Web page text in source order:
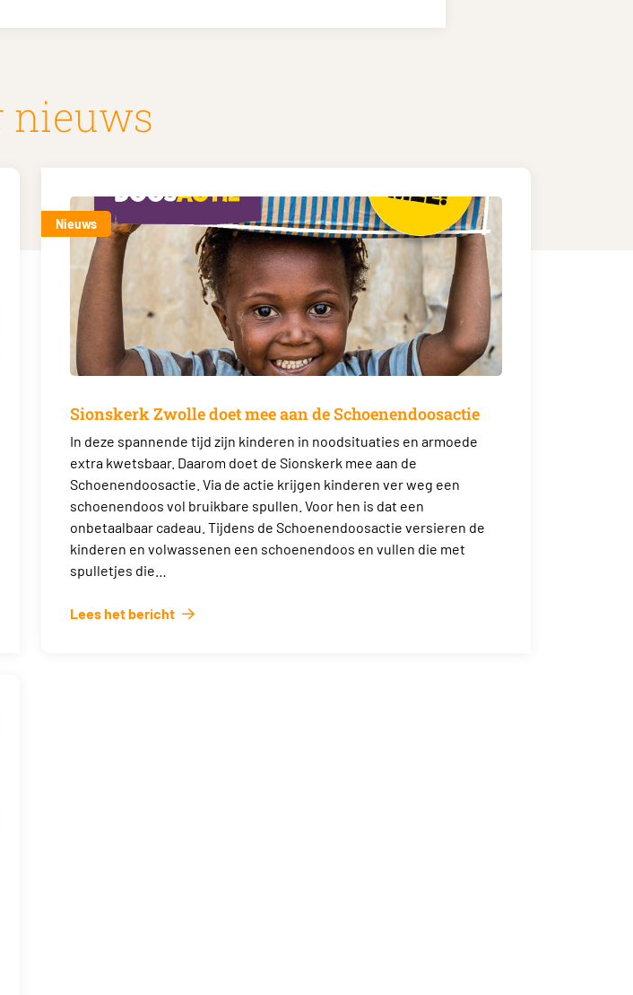
nieuws
Nieuws
Sionskerk Zwolle doet mee aan de Schoenendoosactie
In deze spannende tijd zijn kinderen in noodsituaties en armoede
extra kwetsbaar. Daarom doet de Sionskerk mee aan de
Schoenendoosactie. Via de actie krijgen kinderen ver weg een
schoenendoos vol bruikbare spullen. Voor hen is dat een
onbetaalbaar cadeau. Tijdens de Schoenendoosactie versieren de
kinderen en volwassenen een schoenendoos en vullen die met
spulletjes die…
Lees het bericht